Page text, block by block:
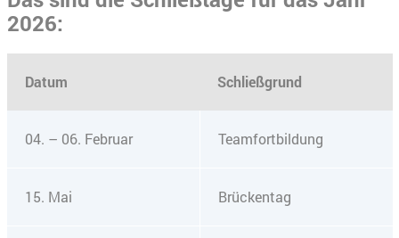
2026:
Datum Schließgrund
04. – 06. Februar Teamfortbildung
15. Mai Brückentag